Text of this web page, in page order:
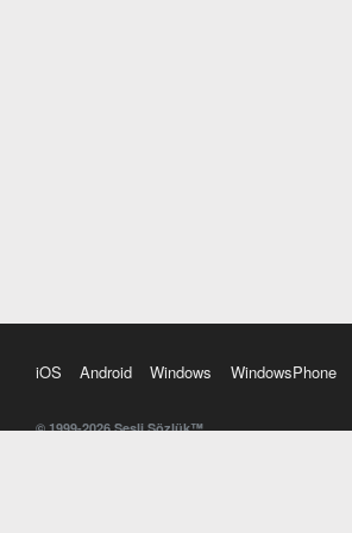
iOS Android Windows WindowsPhone
© 1999-2026 Sesli Sözlük™